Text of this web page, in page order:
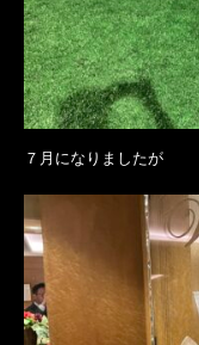
７月になりましたが